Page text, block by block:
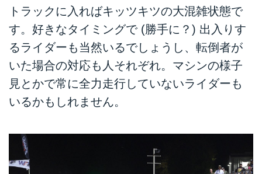
トラックに入ればキッツキツの大混雑状態で
す。好きなタイミングで (勝手に？) 出入りす
るライダーも当然いるでしょうし、転倒者が
いた場合の対応も人それぞれ。マシンの様子
見とかで常に全力走行していないライダーも
いるかもしれません。